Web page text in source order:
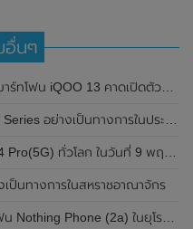
อื่นๆ
เปิดตัวที่ประเทศจีนในเดือนพฤศจิกายน 2024 นี้
ระเทศไทย ในราคาเริ่มต้นเเพียง 13,990 บาทเท่านั้น
ทั่วโลก ในวันที่ 9 พฤศจิกายน 2021 นี้
ป็นทางการในสหราชอาณาจักร
ป ก่อนเปิดตัวอย่างเป็นทางการในวันที่ 5 มีนาคม 2024 นี้